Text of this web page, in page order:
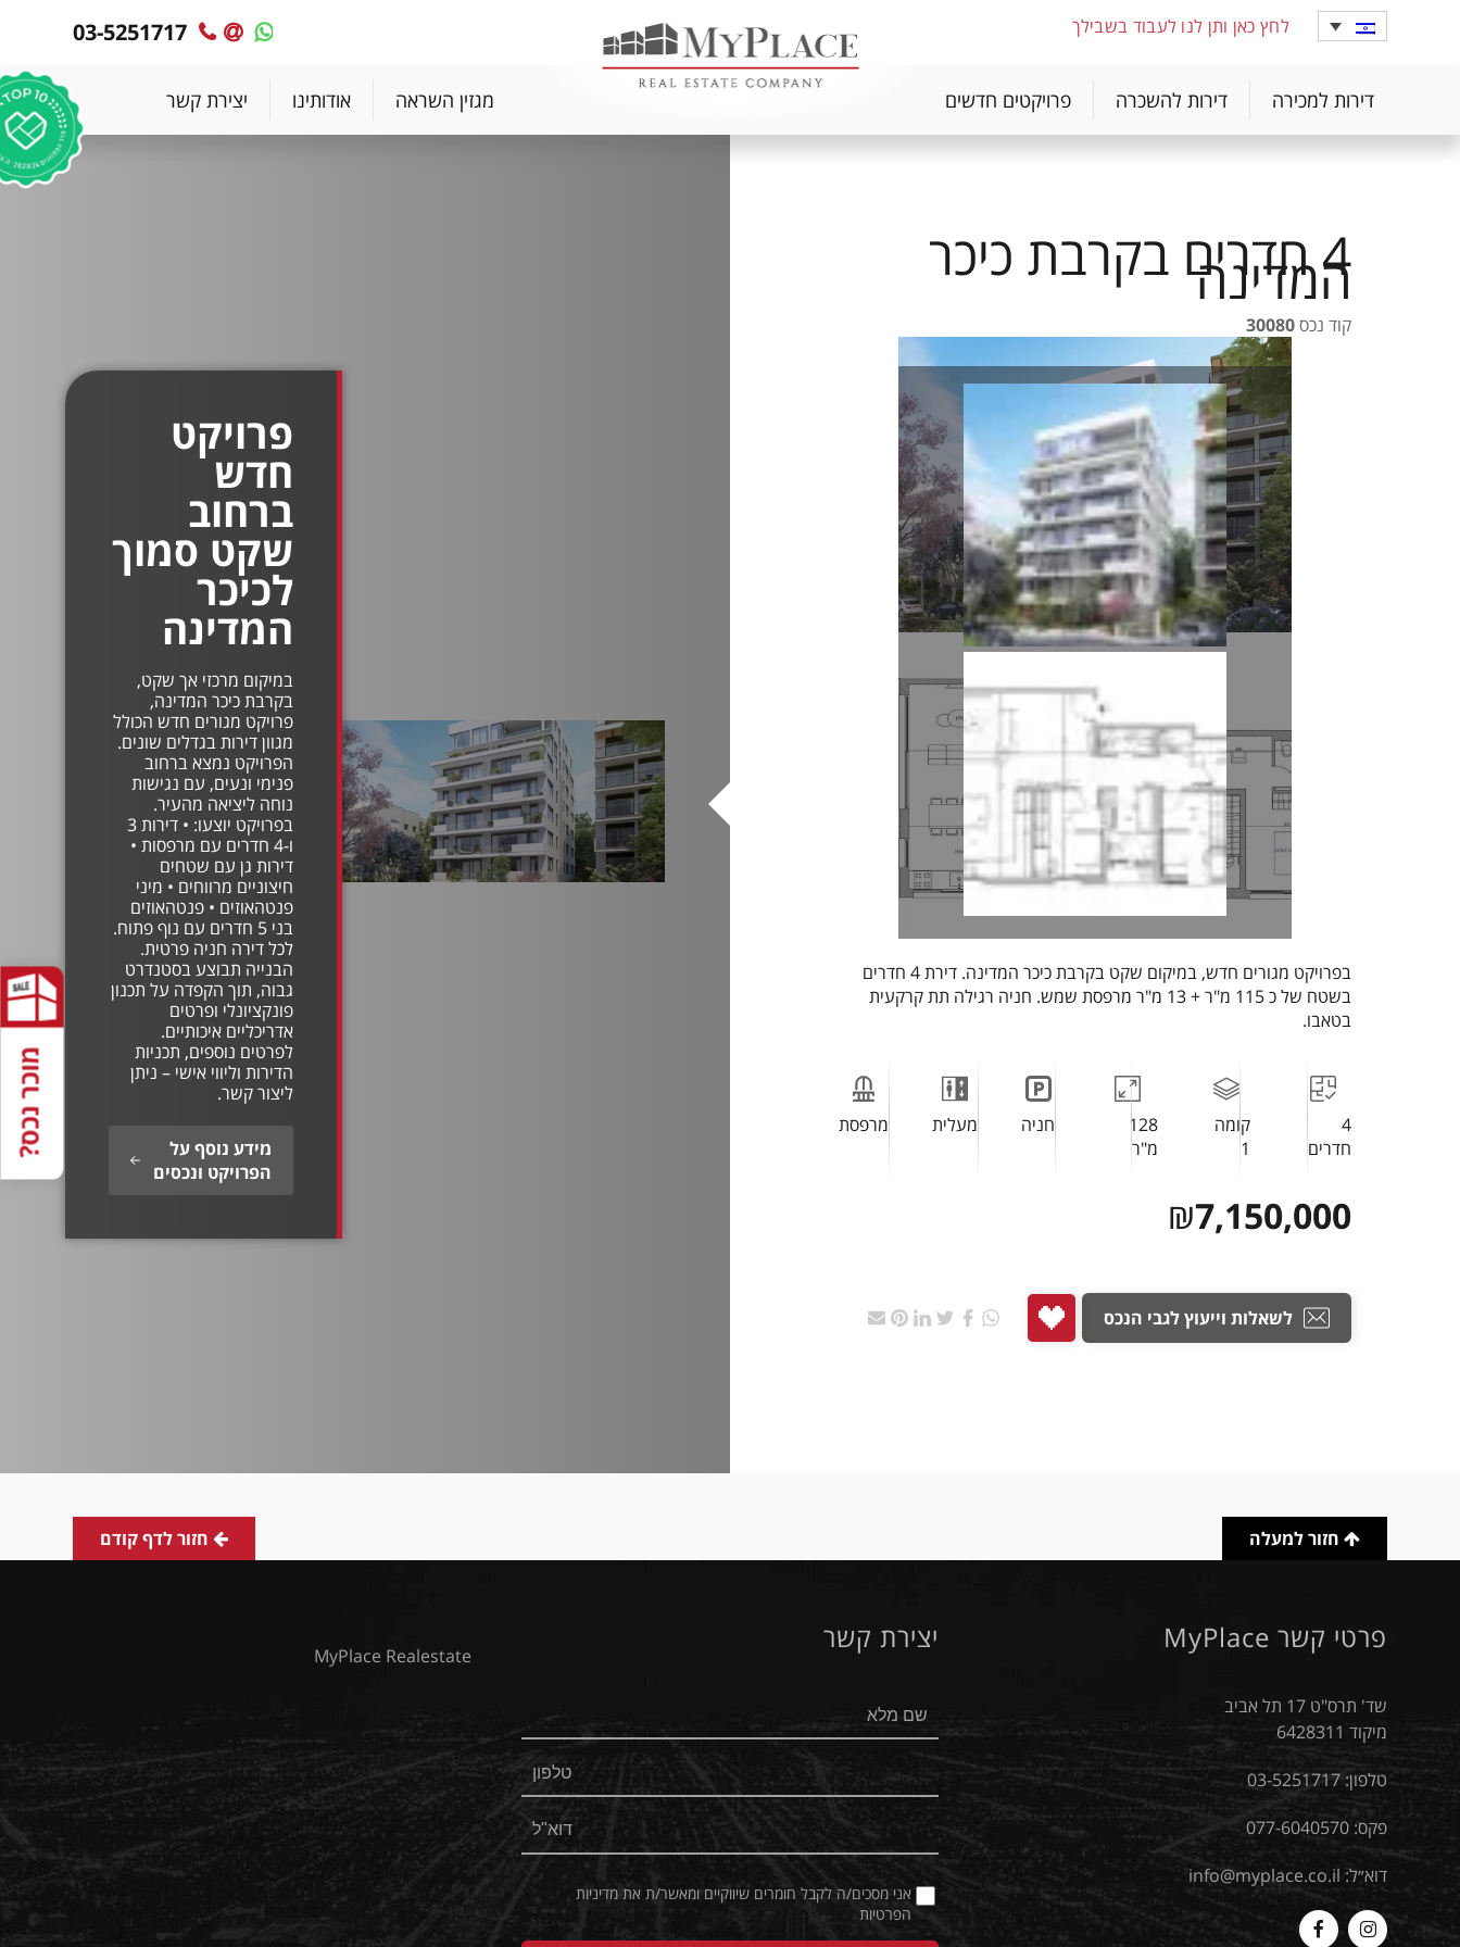
לחץ כאן ותן לנו לעבוד בשבילך
MyPlace
MyPlace
עימנו
קשר
03-5251717
דירות למכירה דירות להשכרה פרויקטים חדשים מגזין השראה אודותינו יצירת קשר
4 חדרים בקרבת כיכר
המדינה
קוד נכס30080
בפרויקט מגורים חדש, במיקום שקט בקרבת כיכר המדינה. דירת 4 חדרים
בשטח של כ 115 מ"ר + 13 מ"ר מרפסת שמש. חניה רגילה תת קרקעית
בטאבו.
4
חדרים
קומה
1
128
מ"ר
חניה מעלית מרפסת
7,150,000
₪
לשאלות וייעוץ לגבי הנכס
פרויקט
חדש
ברחוב
שקט סמוך
לכיכר
המדינה
במיקום מרכזי אך שקט,
בקרבת כיכר המדינה,
פרויקט מגורים חדש הכולל
מגוון דירות בגדלים שונים.
הפרויקט נמצא ברחוב
פנימי ונעים, עם נגישות
נוחה ליציאה מהעיר.
בפרויקט יוצעו: • דירות 3
ו-4 חדרים עם מרפסות •
דירות גן עם שטחים
חיצוניים מרווחים • מיני
פנטהאוזים • פנטהאוזים
בני 5 חדרים עם נוף פתוח.
לכל דירה חניה פרטית.
הבנייה תבוצע בסטנדרט
גבוה, תוך הקפדה על תכנון
פונקציונלי ופרטים
אדריכליים איכותיים.
לפרטים נוספים, תכניות
הדירות וליווי אישי – ניתן
ליצור קשר.
מידע נוסף על
הפרויקט ונכסים
חזור למעלה חזור לדף קודם
פרטי קשר MyPlace
שד' תרס"ט 17 תל אביב
מיקוד 6428311
טלפון:03-5251717
פקס: 077-6040570
דוא״ל: info@myplace.co.il
Myplace
MyPlace
יצירת קשר
אני מסכים/ה לקבל חומרים שיווקיים ומאשר/ת אתמדיניות
הפרטיות
MyPlace Realestate
מוכר נכס?